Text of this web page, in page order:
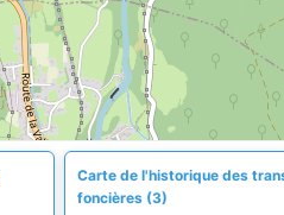
Carte de l'historique des
foncières (3)